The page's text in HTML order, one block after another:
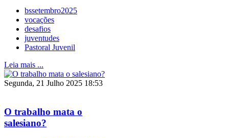
bssetembro2025
vocações
desafios
juventudes
Pastoral Juvenil
Leia mais ...
Segunda, 21 Julho 2025 18:53
O trabalho mata o
salesiano?